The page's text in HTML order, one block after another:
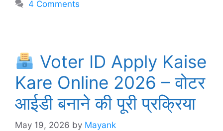
4 Comments
Voter ID Apply Kaise
Kare Online 2026 – वोटर
आईडी बनाने की पूरी प्रक्रिया
May 19, 2026 by Mayank